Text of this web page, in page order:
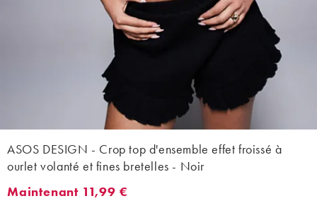
ASOS DESIGN - Crop top d'ensemble effet froissé à
ourlet volanté et fines bretelles - Noir
Maintenant 11,99 €. Meilleur prix sur 30 jours 5,99 € (+101%).
Maintenant 11,99 €